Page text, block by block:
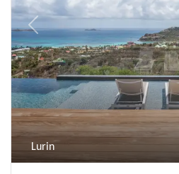
Previous
Lurin